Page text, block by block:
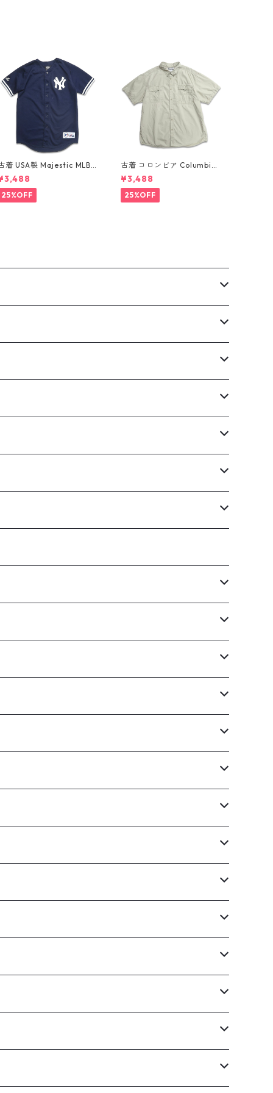
着 USA製 Majestic MLB
ューヨーク・ヤンキース
デレク ジーター ベースボー
ルシャツ ネイビー 表記：XL
w60805
25%OFF
古着 コロンビア Columbia
フィッシング 半袖シャツ グ
レー ミントグレー 表記：XX
L gd410361n w60802
¥3,488
25%OFF